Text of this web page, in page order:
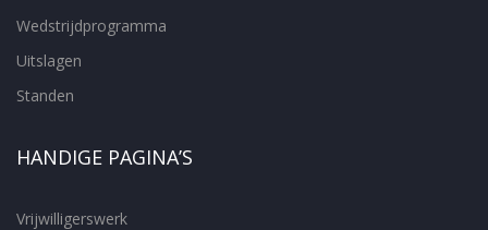
Wedstrijdprogramma
Uitslagen
Standen
HANDIGE PAGINA’S
Vrijwilligerswerk